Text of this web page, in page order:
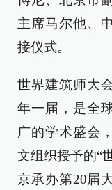
主席马尔他、
接仪式。
世界建筑师大
年一届，是全
广的学术盛会
文组织授予的“
京承办第20届